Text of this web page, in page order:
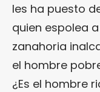
les ha puesto
quien espolea
zanahoria
el hombre
¿Es el hombre